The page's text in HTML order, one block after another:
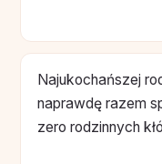
Najukochańszej
naprawdę razem
zero rodzinnych